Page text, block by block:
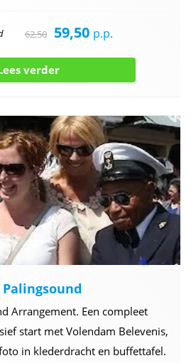
62,50 59,50 p.p.
verder
Arrangement. Een compleet
start met Volendam Belevenis,
in klederdracht en buffettafel.